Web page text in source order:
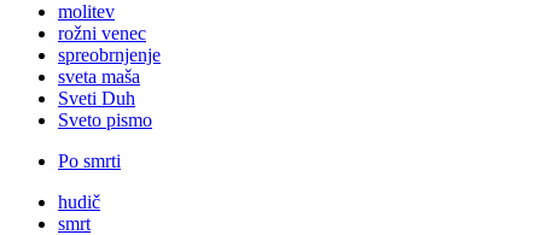
molitev
rožni venec
spreobrnjenje
sveta maša
Sveti Duh
Sveto pismo
Po smrti
hudič
smrt